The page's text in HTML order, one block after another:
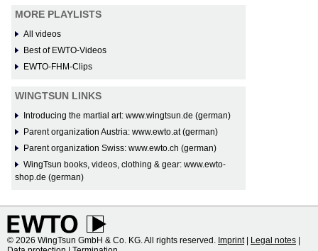
MORE PLAYLISTS
All videos
Best of EWTO-Videos
EWTO-FHM-Clips
WINGTSUN LINKS
Introducing the martial art: www.wingtsun.de (german)
Parent organization Austria: www.ewto.at (german)
Parent organization Swiss: www.ewto.ch (german)
WingTsun books, videos, clothing & gear: www.ewto-
shop.de (german)
© 2026 WingTsun GmbH & Co. KG. All rights reserved. Imprint| Legal notes |